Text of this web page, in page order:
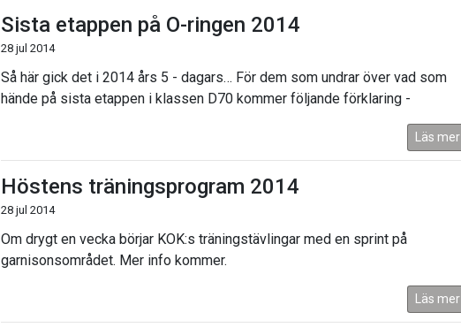
Sista etappen på O-ringen 2014
28 jul 2014
Så här gick det i 2014 års 5 - dagars… För dem som undrar över vad som
hände på sista etappen i klassen D70 kommer följande förklaring -
Läs mer
Höstens träningsprogram 2014
28 jul 2014
Om drygt en vecka börjar KOK:s träningstävlingar med en sprint på
garnisonsområdet. Mer info kommer.
Läs mer